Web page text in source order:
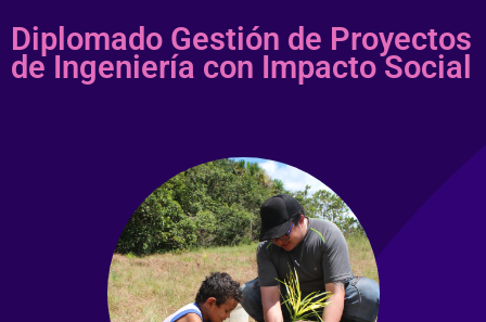
Diplomado Gestión de Proyectos
de Ingeniería con Impacto Social